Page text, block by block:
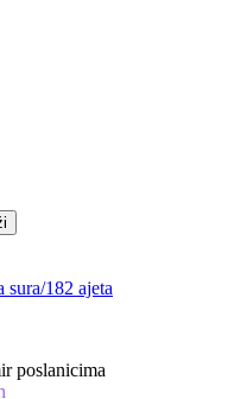
sura/182 ajeta
poslanicima